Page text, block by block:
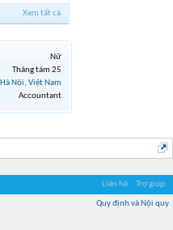
Xem tất cả
Nữ
Tháng tám 25
Hà Nội, Việt Nam
Accountant
Liên hệ Trợ giúp
Quy định và Nội quy